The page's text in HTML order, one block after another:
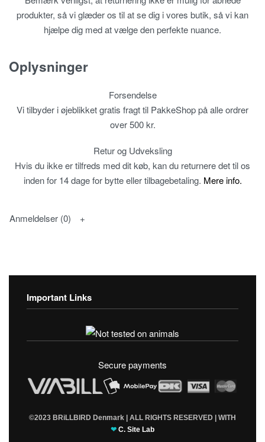
produkter, så vi glæder os til at se dig i vores butik, så vi kan
hjælpe dig med at vælge den perfekte nuance.
Oplysninger
Forsendelse
Vi tilbyder i øjeblikket gratis fragt til PakkeShop på alle ordrer
over 500 kr.
Retur og Udveksling
Hvis du ikke er tilfreds med dit køb, kan du returnere det til os
inden for 14 dage for bytte eller tilbagebetaling. Mere info.
Anmeldelser (0)
Important Links
Fortrolighedspolitik
Secure payments
©2023 BRiLLBIRD Denmark | ALL RIGHTS RESERVED | WITH
❤ C. Site Lab